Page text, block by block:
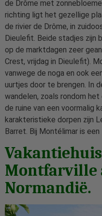
de Drôme met
richting ligt het gezellige
de rivier de Drôme, in
Dieulefit. Beide stadjes zijn
op de marktdagen zeer
Crest, vrijdag in Dieulefit).
vanwege de noga en ook
uurtjes door te brengen. In
wandelen, zoals rondom
de ruine van een voormalig
karakteristieke dorpen zijn
Barret. Bij Montélimar is
Montfarville
Normandië.